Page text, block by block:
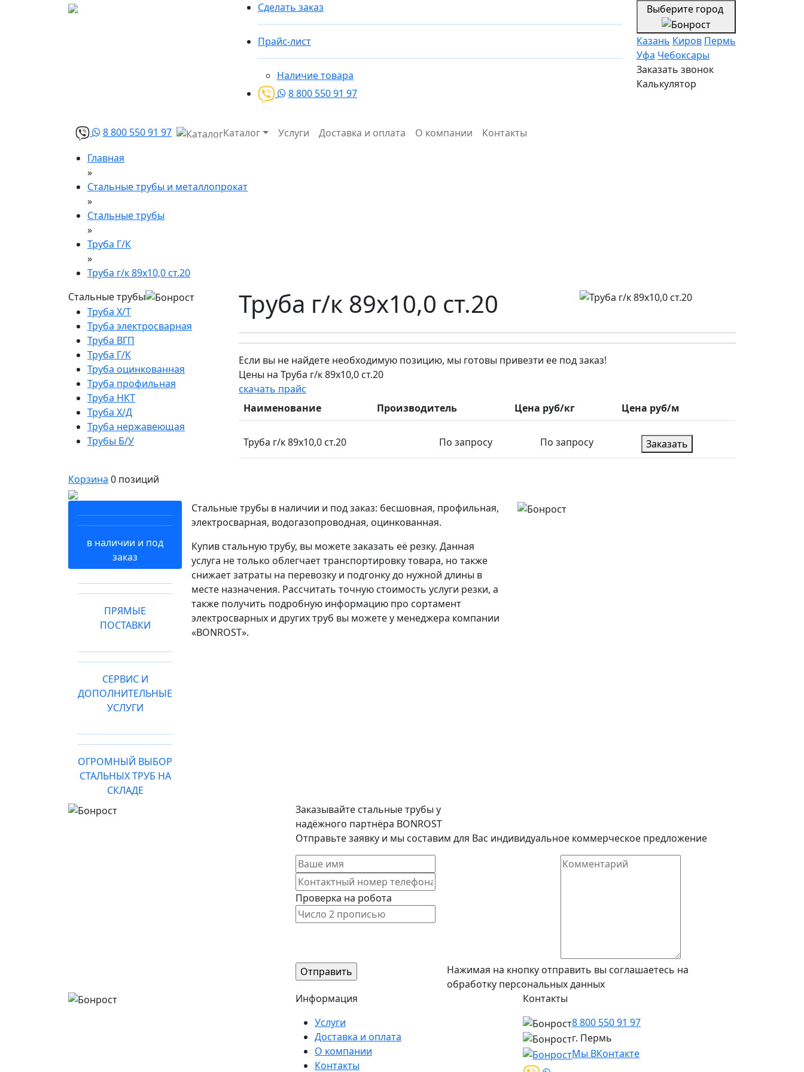
Сделать заказ
Прайс-лист
Наличие товара
8 800 550 91 97
Выберите город
Казань Киров Пермь
Уфа Чебоксары
Заказать звонок
Калькулятор
8 800 550 91 97 Каталог Услуги Доставка и оплата О компании
Контакты
Главная
»
Стальные трубы и металлопрокат
»
Стальные трубы
»
Труба Г/К
»
Труба г/к 89х10,0 ст.20
Стальные трубы
Труба Х/Т
Труба электросварная
Труба ВГП
Труба Г/К
Труба оцинкованная
Труба профильная
Труба НКТ
Труба Х/Д
Труба нержавеющая
Трубы Б/У
Корзина 0 позиций
Труба г/к 89х10,0 ст.20
Если вы не найдете необходимую позицию, мы готовы привезти ее под заказ!
Цены на Труба г/к 89х10,0 ст.20
скачать прайс
Наименование
Производитель Цена руб/кг Цена руб/м
Труба г/к 89х10,0 ст.20 По запросу По запросу Заказать
в наличии и под
заказ
ПРЯМЫЕ
ПОСТАВКИ
СЕРВИС И
ДОПОЛНИТЕЛЬНЫЕ
УСЛУГИ
ОГРОМНЫЙ ВЫБОР
СТАЛЬНЫХ ТРУБ НА
СКЛАДЕ
Стальные трубы в наличии и под заказ: бесшовная, профильная,
электросварная, водогазопроводная, оцинкованная.
Купив стальную трубу, вы можете заказать её резку. Данная
услуга не только облегчает транспортировку товара, но также
снижает затраты на перевозку и подгонку до нужной длины в
месте назначения. Рассчитать точную стоимость услуги резки, а
также получить подробную информацию про сортамент
электросварных и других труб вы можете у менеджера компании
«BONROST».
Заказывайте стальные трубы у
надёжного партнёра BONROST
Отправьте заявку и мы составим для Вас индивидуальное коммерческое предложение
Проверка на робота
Нажимая на кнопку отправить вы соглашаетесь на
обработку персональных данных
Информация
Услуги
Доставка и оплата
О компании
Контакты
Контакты
8 800 550 91 97
г. Пермь
Мы ВКонтакте